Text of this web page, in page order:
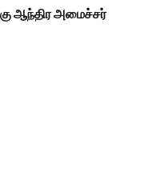
ஆந்திர அமைச்சர்